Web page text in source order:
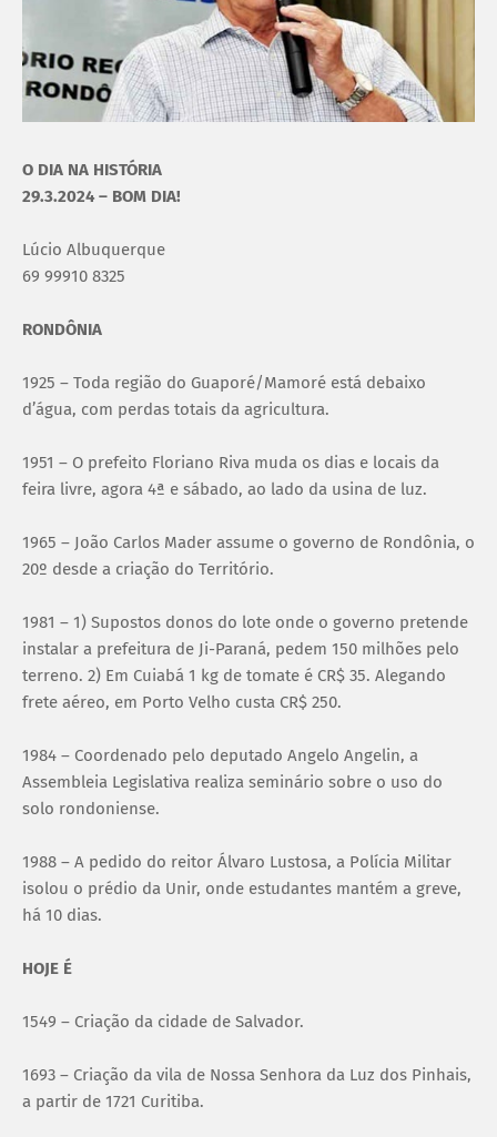
O DIA NA HISTÓRIA
29.3.2024 – BOM DIA!
Lúcio Albuquerque
69 99910 8325
RONDÔNIA
1925 – Toda região do Guaporé/Mamoré está debaixo
d’água, com perdas totais da agricultura.
1951 – O prefeito Floriano Riva muda os dias e locais da
feira livre, agora 4ª e sábado, ao lado da usina de luz.
1965 – João Carlos Mader assume o governo de Rondônia, o
20º desde a criação do Território.
1981 – 1) Supostos donos do lote onde o governo pretende
instalar a prefeitura de Ji-Paraná, pedem 150 milhões pelo
terreno. 2) Em Cuiabá 1 kg de tomate é CR$ 35. Alegando
frete aéreo, em Porto Velho custa CR$ 250.
1984 – Coordenado pelo deputado Angelo Angelin, a
Assembleia Legislativa realiza seminário sobre o uso do
solo rondoniense.
1988 – A pedido do reitor Álvaro Lustosa, a Polícia Militar
isolou o prédio da Unir, onde estudantes mantém a greve,
há 10 dias.
HOJE É
1549 – Criação da cidade de Salvador.
1693 – Criação da vila de Nossa Senhora da Luz dos Pinhais,
a partir de 1721 Curitiba.